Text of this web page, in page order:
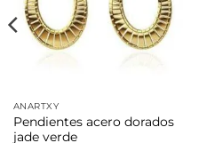
ANARTXY
Pendientes acero dorados
jade verde